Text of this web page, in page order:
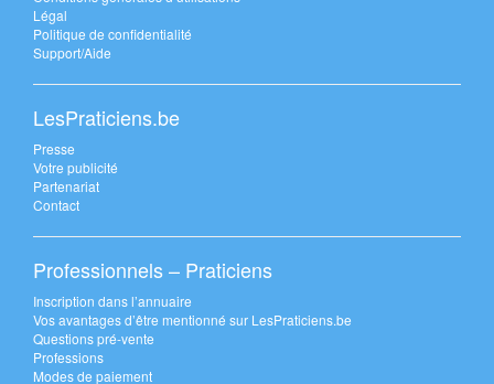
Légal
Politique de confidentialité
Support/Aide
LesPraticiens.be
Presse
Votre publicité
Partenariat
Contact
Professionnels – Praticiens
Inscription dans l’annuaire
Vos avantages d’être mentionné sur LesPraticiens.be
Questions pré-vente
Professions
Modes de paiement